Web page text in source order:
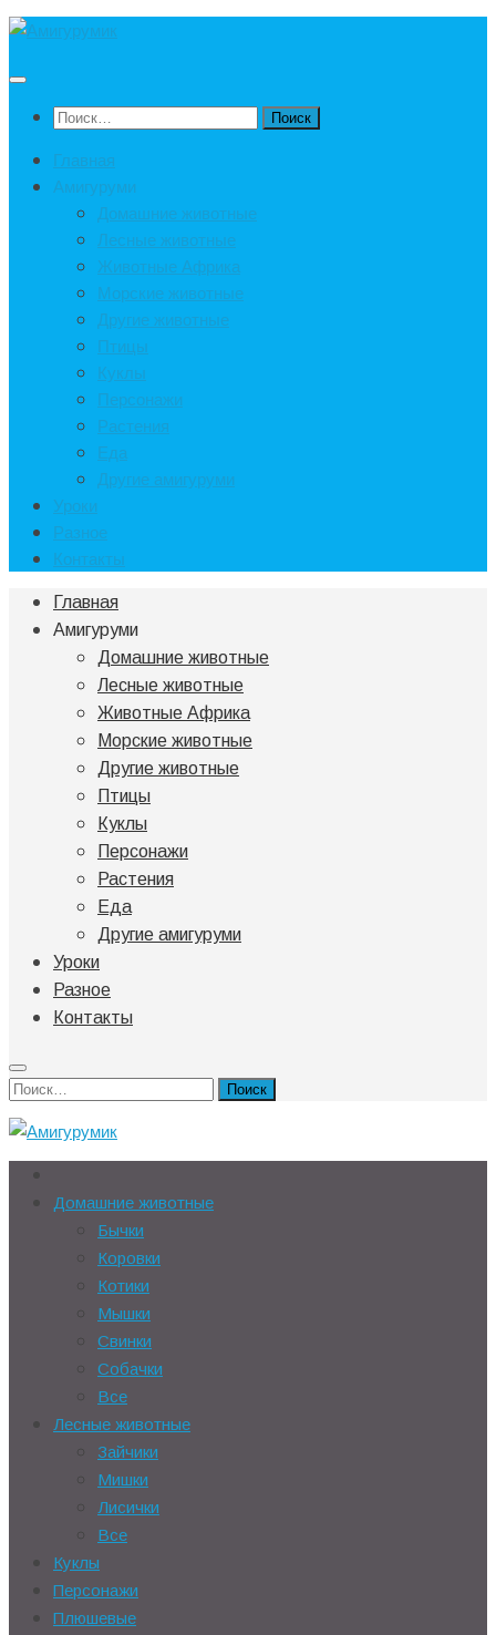
Под
Найти:
Главная
Амигуруми
Домашние животные
Лесные животные
Животные Африка
Морские животные
Другие животные
Птицы
Куклы
Персонажи
Растения
Еда
Другие амигуруми
Уроки
Разное
Контакты
Главная
Амигуруми
Домашние животные
Лесные животные
Животные Африка
Морские животные
Другие животные
Птицы
Куклы
Персонажи
Растения
Еда
Другие амигуруми
Уроки
Разное
Контакты
Найти:
Домашние животные
Бычки
Коровки
Котики
Мышки
Свинки
Собачки
Все
Лесные животные
Зайчики
Мишки
Лисички
Все
Куклы
Персонажи
Плюшевые